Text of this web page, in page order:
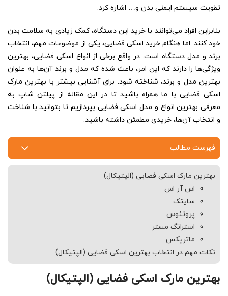
تقویت سیستم ایمنی بدن و… اشاره کرد.
بنابراین افراد می‌توانند با خرید این دستگاه، کمک زیادی به سلامت بدن
خود کنند. اما هنگام خرید اسکی فضایی، یکی از موضوعات مهم، انتخاب
برند و مدل دستگاه است. در واقع برخی از انواع اسکی فضایی، بهترین
ویژگی‌ها را دارند که این امر، باعث شده که مدل و برند آن‌ها به عنوان
بهترین مدل و برند، شناخته شود. برای آشنایی بیشتر با بهترین مارک
اسکی فضایی با ما همراه باشید تا در این مقاله از پیلتن شاپ به
معرفی بهترین انواع و مدل اسکی فضایی بپردازیم تا بتوانید با شناخت
و انتخاب آن‌ها، خریدی مطمئن داشته باشید.
فهرست مطالب
بهترین مارک اسکی فضایی (الپتیکال)
اس‌ آر اس
سایتک
پروتئوس
استرانگ مستر
ماتریکس
نکات مهم در انتخاب بهترین اسکی فضایی (الپتیکال)
بهترین مارک اسکی فضایی (الپتیکال)